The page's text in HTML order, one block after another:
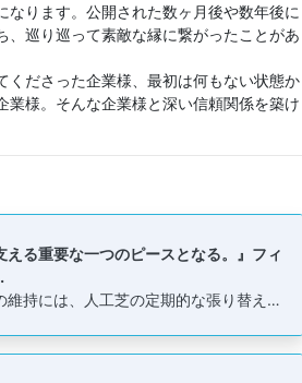
なります。公開された数ヶ月後や数年後に
巡り巡って素敵な縁に繋がったことがあ
くださった企業様、最初は何もない状態か
業様。そんな企業様と深い信頼関係を築け
える重要な一つのピースとなる。』フィ
維持には、人工芝の定期的な張り替え…